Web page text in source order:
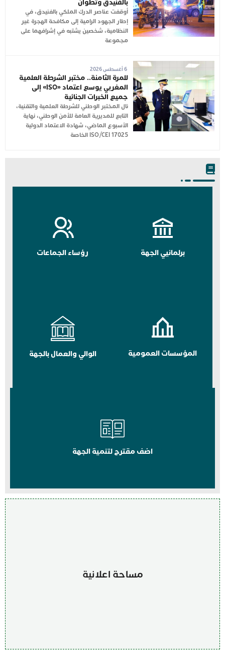
بالفنيدق وتطوان
أوقفت عناصر الدرك الملكي بالفنيدق، في
إطار الجهود الرامية إلى مكافحة الهجرة غير
النظامية، شخصين يشتبه في إشرافهما على
مجموعة
6 أغسطس 2026
للمرة الثامنة.. مختبر الشرطة العلمية
المغربي يوسع اعتماد «ISO» إلى
جميع الخبرات الجنائية
نال المختبر الوطني للشرطة العلمية والتقنية،
التابع للمديرية العامة للأمن الوطني، نهاية
الأسبوع الماضي، شهادة الاعتماد الدولية
ISO/CEI 17025 الخاصة
برلمانيي الجهة رؤساء الجماعات
المؤسسات العمومية الوالي والعمال بالجهة
اضف مقترح لتنمية الجهة
مساحة اعلانية